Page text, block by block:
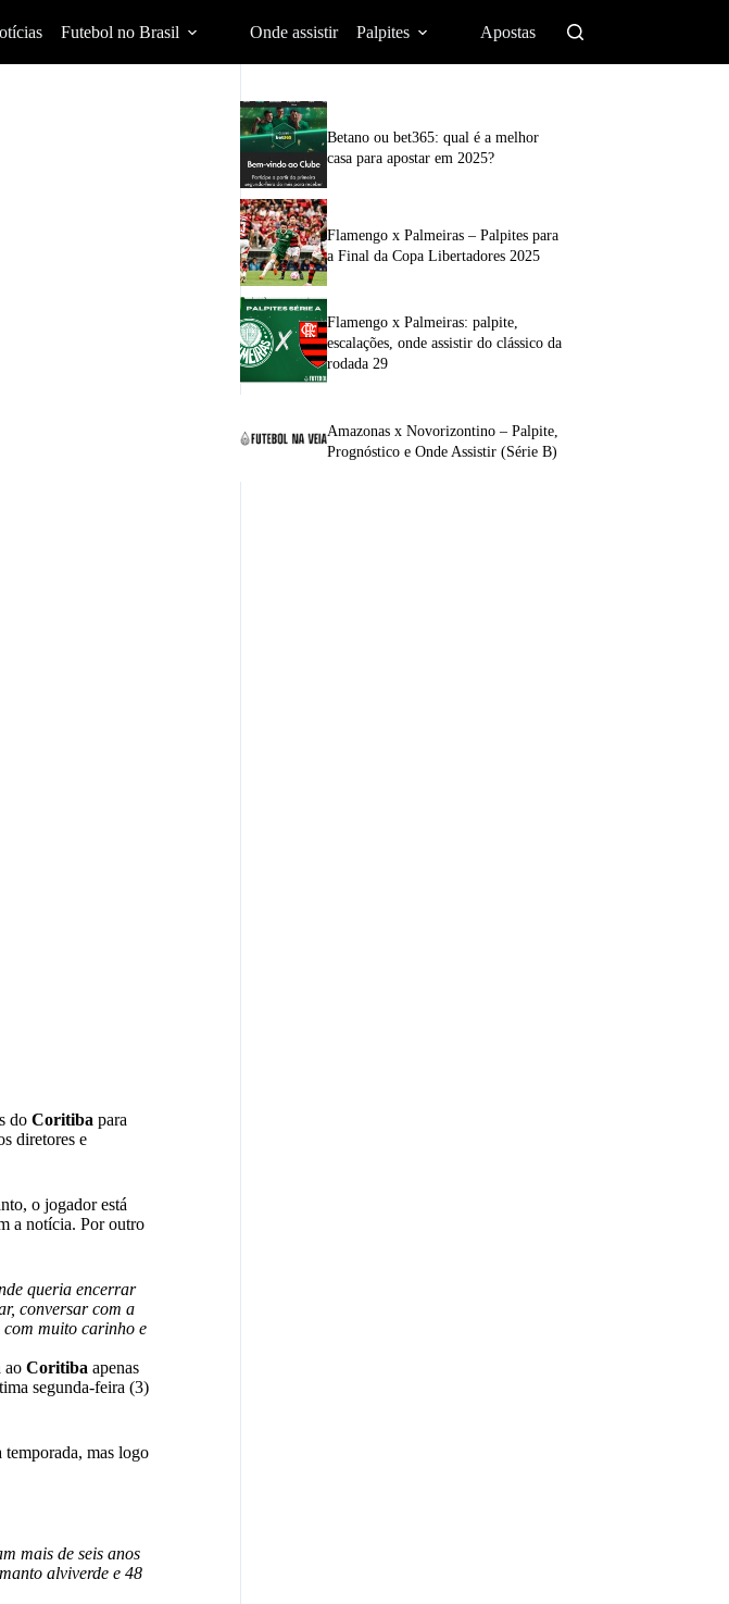
Futebol no Brasil Onde assistir Palpites Apostas
do Coritiba para
diretores e
o jogador está
a notícia. Por outro
queria encerrar
conversar com a
com muito carinho e
ao Coritiba apenas
segunda-feira (3)
temporada, mas logo
mais de seis anos
alviverde e 48
Betano ou bet365: qual é a melhor
casa para apostar em 2025?
Flamengo x Palmeiras – Palpites para
a Final da Copa Libertadores 2025
Flamengo x Palmeiras: palpite,
escalações, onde assistir do clássico da
rodada 29
Amazonas x Novorizontino – Palpite,
Prognóstico e Onde Assistir (Série B)